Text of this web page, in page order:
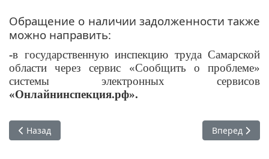
Обращение о наличии задолженности также
можно направить:
-в государственную инспекцию труда Самарской
области через сервис «Сообщить о проблеме»
системы электронных сервисов
«Онлайнинспекция.рф».
Предыдущий: «Горячая линия» по вопросам
Назад Следующий:
Вперед